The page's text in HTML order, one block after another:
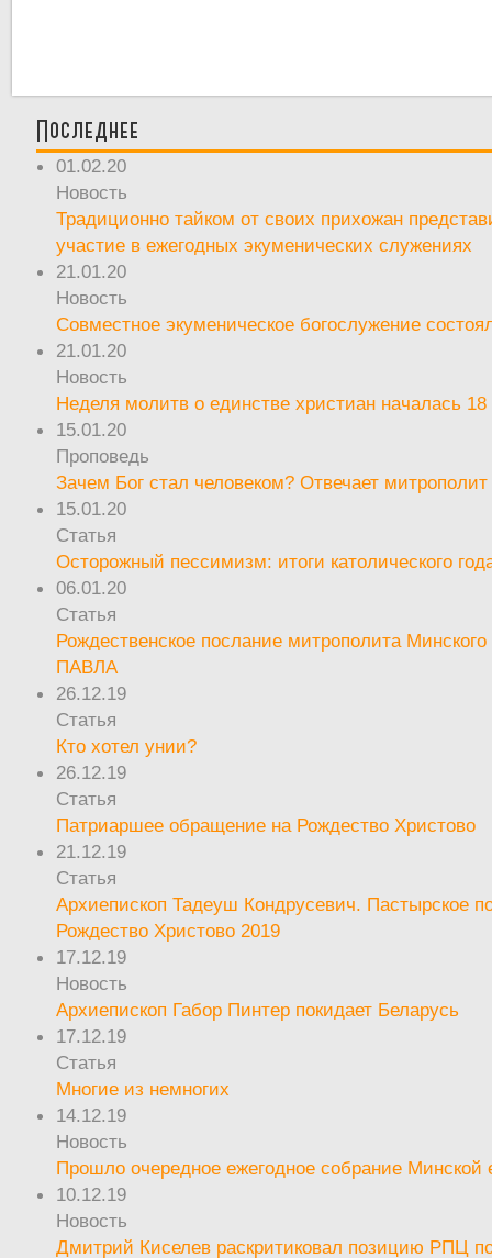
Последнее
01.02.20
Новость
Традиционно тайком от своих прихожан
участие в ежегодных экуменических служениях
21.01.20
Новость
Совместное экуменическое богослужение
21.01.20
Новость
Неделя молитв о единстве христиан началась 18
15.01.20
Проповедь
Зачем Бог стал человеком? Отвечает
15.01.20
Статья
Осторожный пессимизм: итоги католического
06.01.20
Статья
Рождественское послание митрополита Минского
ПАВЛА
26.12.19
Статья
Кто хотел унии?
26.12.19
Статья
Патриаршее обращение на Рождество Христово
21.12.19
Статья
Архиепископ Тадеуш Кондрусевич. Пастырское
Рождество Христово 2019
17.12.19
Новость
Архиепископ Габор Пинтер покидает Беларусь
17.12.19
Статья
Многие из немногих
14.12.19
Новость
Прошло очередное ежегодное собрание
10.12.19
Новость
Дмитрий Киселев раскритиковал позицию РПЦ